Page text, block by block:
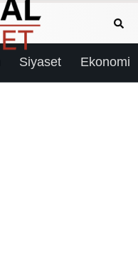
Siyaset Ekonomi